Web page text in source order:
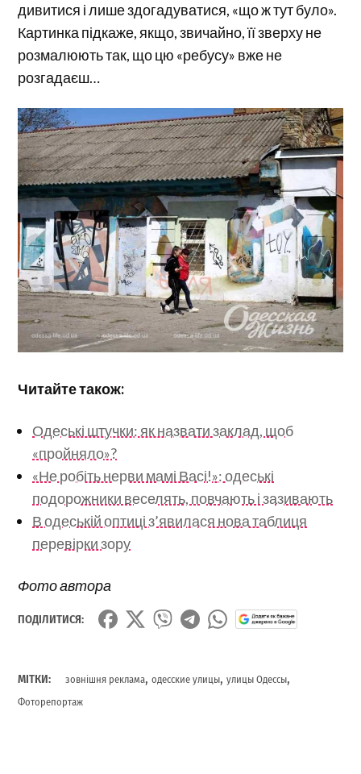
дивитися і лише здогадуватися, «що ж тут було».
Картинка підкаже, якщо, звичайно, її зверху не
розмалюють так, що цю «ребусу» вже не
розгадаєш…
Читайте також:
Одеські штучки: як назвати заклад, щоб
«пройняло»?
«Не робіть нерви мамі Васі!»: одеські
подорожники веселять, повчають і зазивають
В одеській оптиці з’явилася нова таблиця
перевірки зору
Фото автора
ПОДІЛИТИСЯ:
МІТКИ: зовнішня реклама,одесские улицы,улицы Одессы,
Фоторепортаж